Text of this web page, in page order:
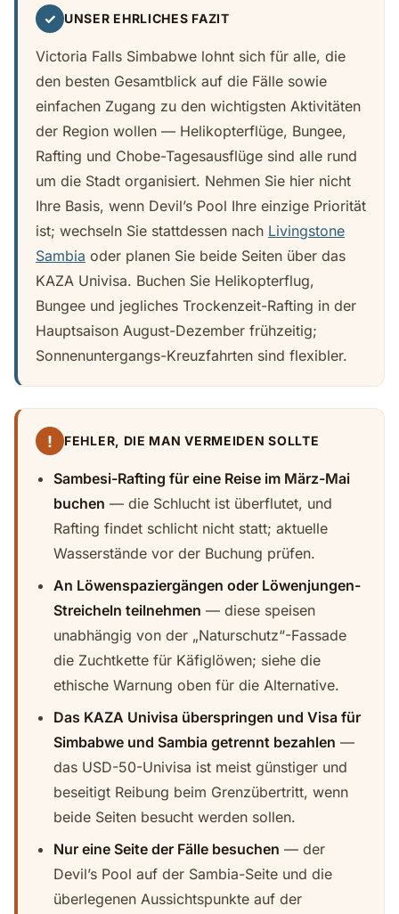
✓ UNSER EHRLICHES FAZIT
Victoria Falls Simbabwe lohnt sich für alle, die
den besten Gesamtblick auf die Fälle sowie
einfachen Zugang zu den wichtigsten Aktivitäten
der Region wollen — Helikopterflüge, Bungee,
Rafting und Chobe-Tagesausflüge sind alle rund
um die Stadt organisiert. Nehmen Sie hier nicht
Ihre Basis, wenn Devil’s Pool Ihre einzige Priorität
ist; wechseln Sie stattdessen nach Livingstone
Sambia oder planen Sie beide Seiten über das
KAZA Univisa. Buchen Sie Helikopterflug,
Bungee und jegliches Trockenzeit-Rafting in der
Hauptsaison August-Dezember frühzeitig;
Sonnenuntergangs-Kreuzfahrten sind flexibler.
! FEHLER, DIE MAN VERMEIDEN SOLLTE
Sambesi-Rafting für eine Reise im März-Mai
buchen — die Schlucht ist überflutet, und
Rafting findet schlicht nicht statt; aktuelle
Wasserstände vor der Buchung prüfen.
An Löwenspaziergängen oder Löwenjungen-
Streicheln teilnehmen — diese speisen
unabhängig von der „Naturschutz“-Fassade
die Zuchtkette für Käfiglöwen; siehe die
ethische Warnung oben für die Alternative.
Das KAZA Univisa überspringen und Visa für
Simbabwe und Sambia getrennt bezahlen —
das USD-50-Univisa ist meist günstiger und
beseitigt Reibung beim Grenzübertritt, wenn
beide Seiten besucht werden sollen.
Nur eine Seite der Fälle besuchen — der
Devil’s Pool auf der Sambia-Seite und die
überlegenen Aussichtspunkte auf der